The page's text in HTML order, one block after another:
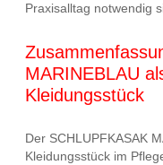
Praxisalltag notwendig
MARINEBLAU
Kleidungsstück
Der SCHLUPFKASAK
Kleidungsstück im